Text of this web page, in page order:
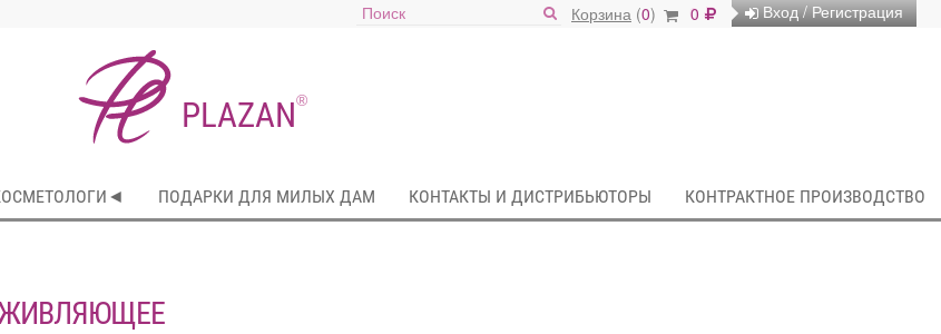
Корзина (0) 0 Вход / Регистрация
PLAZAN®
ПОДАРКИ ДЛЯ МИЛЫХ ДАМ КОНТАКТЫ И ДИСТРИБЬЮТОРЫ КОНТРАКТНОЕ ПРОИЗВОДСТВО